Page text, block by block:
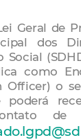
Geral de
dos
Social
como
Officer) o
poderá
de